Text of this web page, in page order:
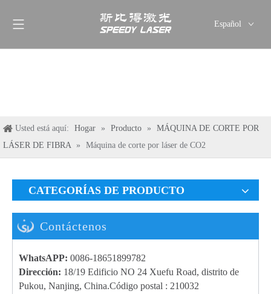
Español
Deutsch
Usted está aquí: Hogar » Producto »
MÁQUINA DE CORTE POR
LÁSER DE FIBRA
» Máquina de corte por láser de CO2
CATEGORÍAS DE PRODUCTO
Contáctenos
WhatsAPP: 0086-18651899782
Dirección: 18/19 Edificio NO 24 Xuefu Road, distrito de
Pukou, Nanjing, China.Código postal : 210032